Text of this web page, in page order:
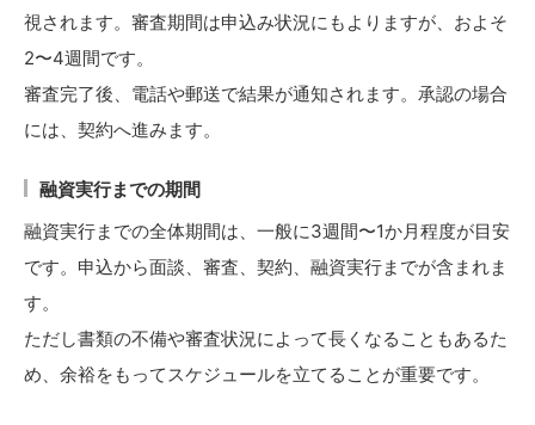
視されます。審査期間は申込み状況にもよりますが、およそ
2〜4週間です。
審査完了後、電話や郵送で結果が通知されます。承認の場合
には、契約へ進みます。
融資実行までの期間
融資実行までの全体期間は、一般に3週間〜1か月程度が目安
です。申込から面談、審査、契約、融資実行までが含まれま
す。
ただし書類の不備や審査状況によって長くなることもあるた
め、余裕をもってスケジュールを立てることが重要です。